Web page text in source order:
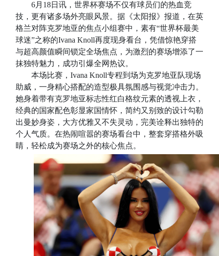
6月18日讯，世界杯赛场不仅有球员们的热血竞
技，更有诸多场外亮眼风景。据《太阳报》报道，在英
格兰对阵克罗地亚的焦点小组赛中，素有“世界杯最美
球迷”之称的Ivana Knoll再度现身看台，凭借惊艳穿搭
与超高颜值瞬间锁定全场焦点，为激烈的赛场增添了一
抹独特魅力，成功引爆全网热议。
本场比赛，Ivana Knoll专程到场为克罗地亚队现场
助威，一身精心搭配的造型极具氛围感与视觉冲击力。
她身着带有克罗地亚标志性红白格纹元素的透视上衣，
经典的国家配色彰显家国情怀，简约又别致的设计勾勒
出曼妙身姿，大方优雅又不失灵动，完美诠释出独特的
个人气质。在热闹喧嚣的赛场看台中，整套穿搭格外吸
睛，轻松成为赛场之外的核心焦点。